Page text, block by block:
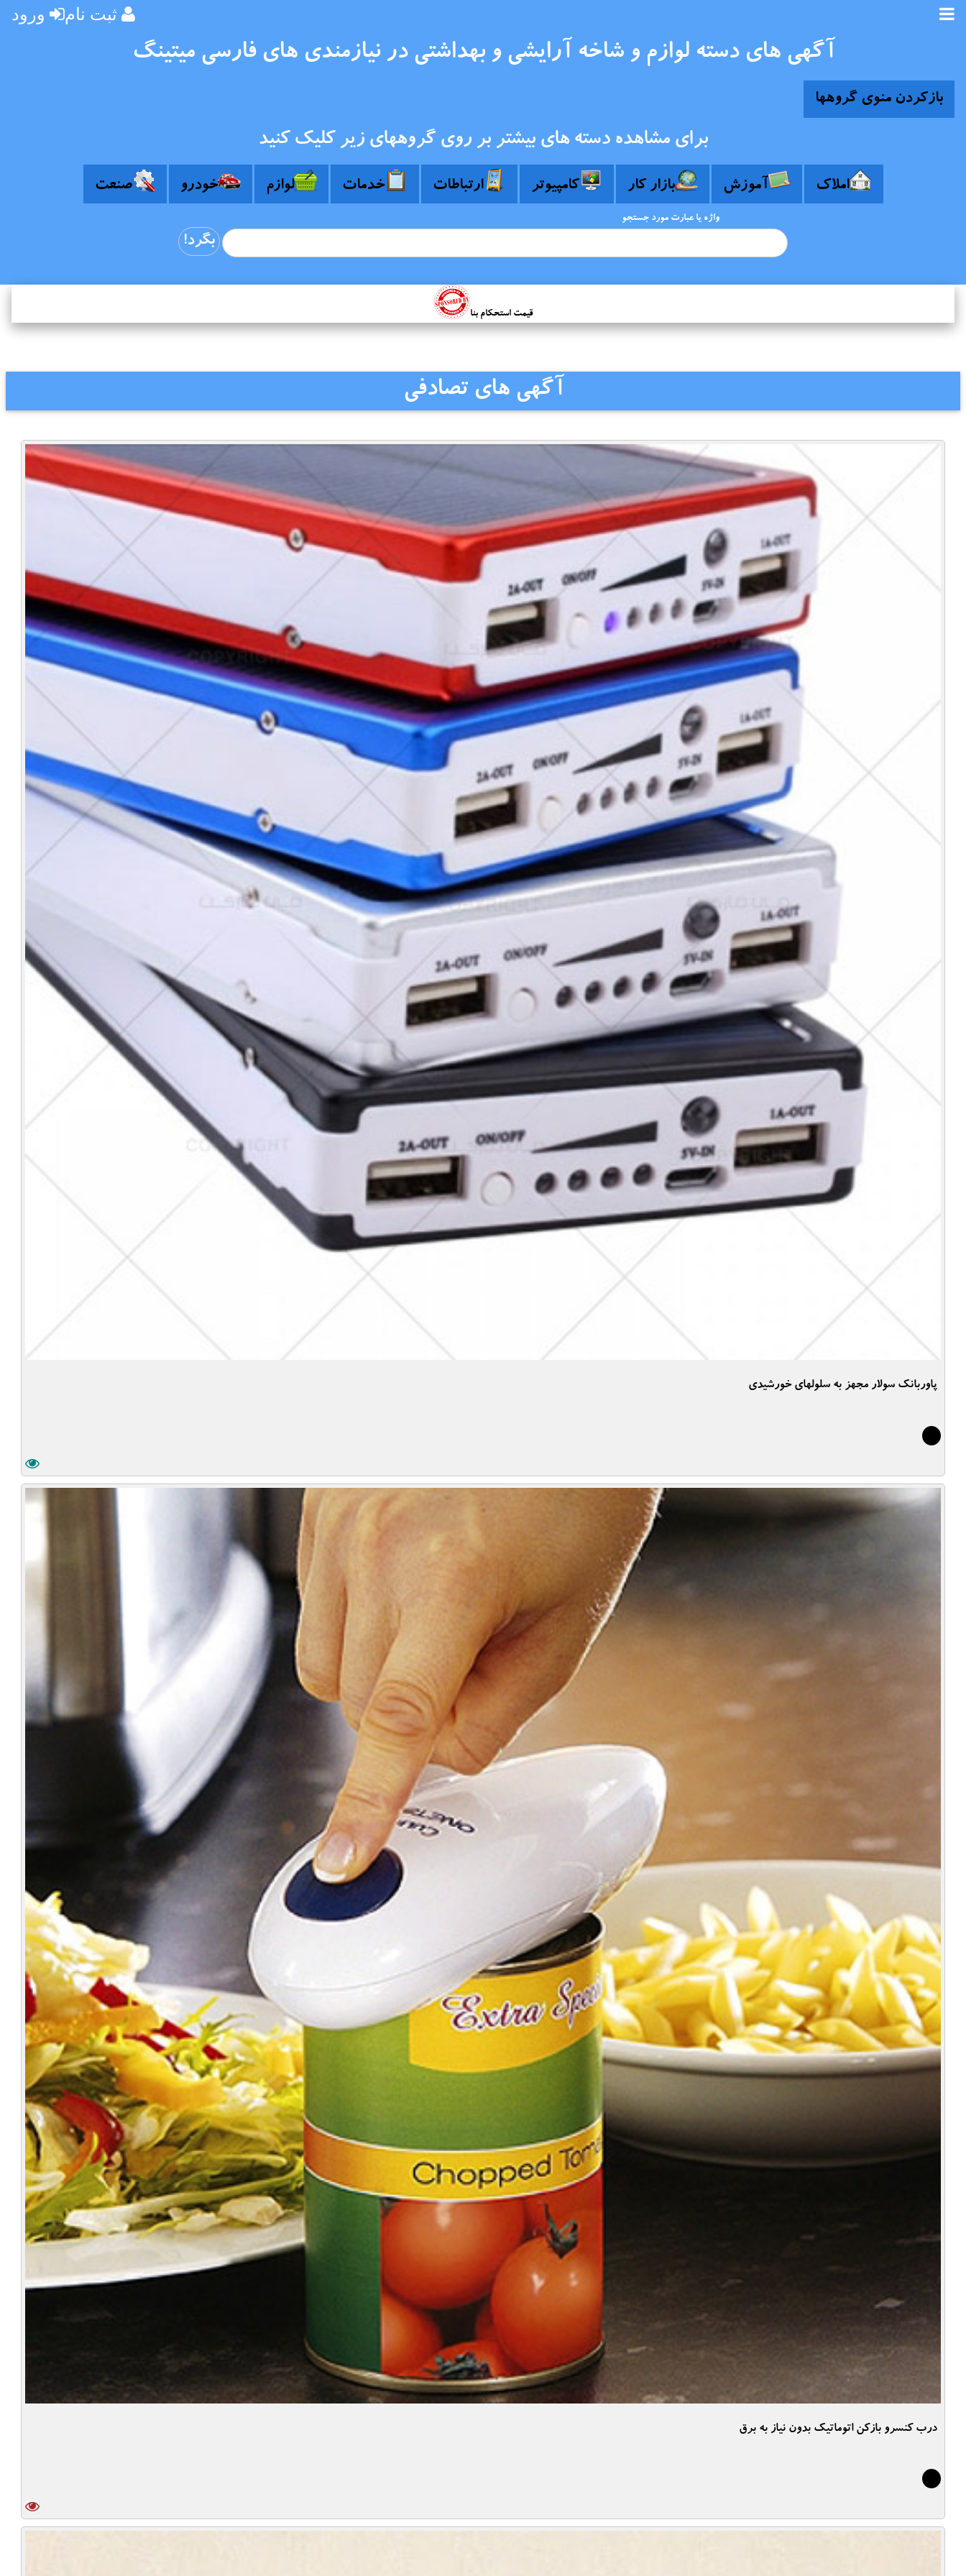
ورود ثبت نام
آگهی های دسته لوازم و شاخه آرایشی و بهداشتی در نیازمندی های فارسی میتینگ
بازکردن منوی گروهها
برای مشاهده دسته های بیشتر بر روی گروههای زیر کلیک کنید
املاک آموزش بازار کار کامپیوتر ارتباطات خدمات لوازم خودرو صنعت
واژه یا عبارت مورد جستجو
قیمت استحکام بنا
آگهی های تصادفی
پاوربانک سولار مجهز به سلولهای خورشیدی
درب کنسرو بازکن اتوماتیک بدون نیاز به برق